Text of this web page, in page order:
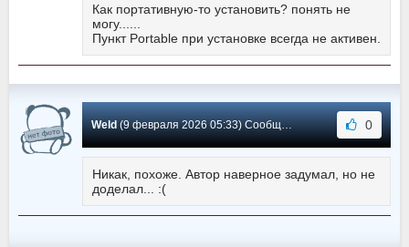
Как портативную-то установить? понять не
могу......
Пункт Portable при установке всегда не активен.
Weld(9 февраля 2026 05:33) Сообщение #143 0
Никак, похоже. Автор наверное задумал, но не
доделал... :(